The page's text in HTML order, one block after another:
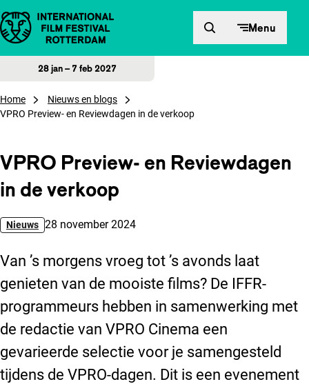
Direct naar inhoud Menu
28 jan – 7 feb 2027
Home
Nieuws en blogs
VPRO Preview- en Reviewdagen in de verkoop
VPRO Preview- en Reviewdagen
in de verkoop
Nieuws Gepubliceerd op:
28 november 2024
Van ’s morgens vroeg tot ’s avonds laat
genieten van de mooiste films? De IFFR-
programmeurs hebben in samenwerking met
de redactie van VPRO Cinema een
gevarieerde selectie voor je samengesteld
tijdens de VPRO-dagen. Dit is een evenement